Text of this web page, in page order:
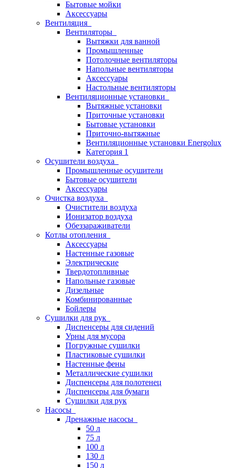
Бытовые мойки
Аксессуары
Вентиляция
Вентиляторы
Вытяжки для ванной
Промышленные
Потолочные вентиляторы
Напольные вентиляторы
Аксессуары
Настольные вентиляторы
Вентиляционные установки
Вытяжные установки
Приточные установки
Бытовые установки
Приточно-вытяжные
Вентиляционные установки Energolux
Категория 1
Осушители воздуха
Промышленные осушители
Бытовые осушители
Аксессуары
Очистка воздуха
Очистители воздуха
Ионизатор воздуха
Обеззараживатели
Котлы отопления
Аксессуары
Настенные газовые
Электрические
Твердотопливные
Напольные газовые
Дизельные
Комбинированные
Бойлеры
Сушилки для рук
Диспенсеры для сидений
Урны для мусора
Погружные сушилки
Пластиковые сушилки
Настенные фены
Металлические сушилки
Диспенсеры для полотенец
Диспенсеры для бумаги
Сушилки для рук
Насосы
Дренажные насосы
50 л
75 л
100 л
130 л
150 л